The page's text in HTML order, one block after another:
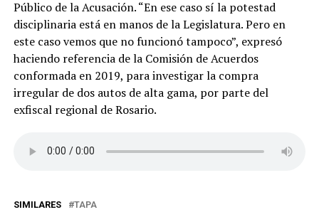
Público de la Acusación. “En ese caso sí la potestad
disciplinaria está en manos de la Legislatura. Pero en
este caso vemos que no funcionó tampoco”, expresó
haciendo referencia de la Comisión de Acuerdos
conformada en 2019, para investigar la compra
irregular de dos autos de alta gama, por parte del
exfiscal regional de Rosario.
SIMILARES TAPA